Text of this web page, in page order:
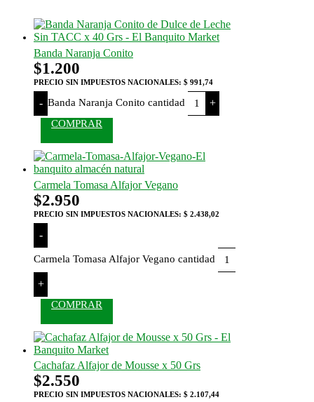
Banda Naranja Conito
$1.200
PRECIO SIN IMPUESTOS NACIONALES: $ 991,74
- Banda Naranja Conito cantidad +
COMPRAR
Carmela Tomasa Alfajor Vegano
$2.950
PRECIO SIN IMPUESTOS NACIONALES: $ 2.438,02
-
Carmela Tomasa Alfajor Vegano cantidad
+
COMPRAR
Cachafaz Alfajor de Mousse x 50 Grs
$2.550
PRECIO SIN IMPUESTOS NACIONALES: $ 2.107,44